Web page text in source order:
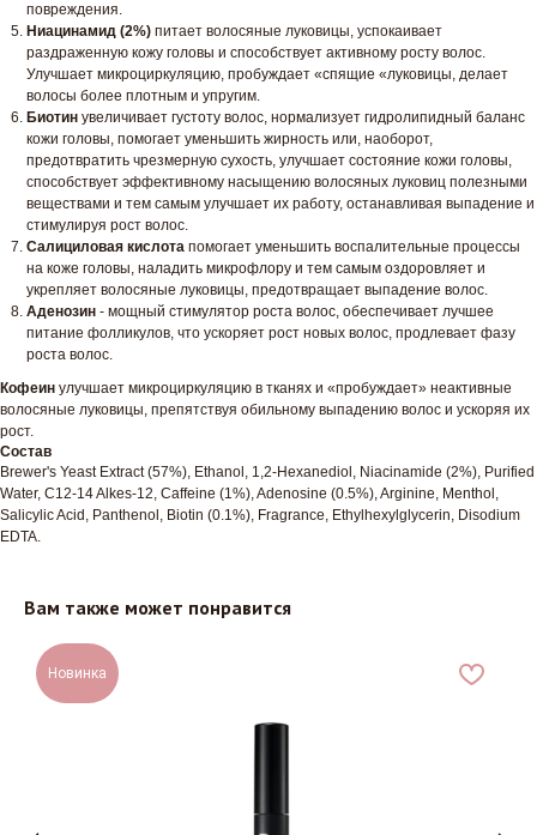
повреждения.
Ниацинамид (2%) питает волосяные луковицы, успокаивает
раздраженную кожу головы и способствует активному росту волос.
Улучшает микроциркуляцию, пробуждает «спящие «луковицы, делает
волосы более плотным и упругим.
Биотин увеличивает густоту волос, нормализует гидролипидный баланс
кожи головы, помогает уменьшить жирность или, наоборот,
предотвратить чрезмерную сухость, улучшает состояние кожи головы,
способствует эффективному насыщению волосяных луковиц полезными
веществами и тем самым улучшает их работу, останавливая выпадение и
стимулируя рост волос.
Салициловая кислота помогает уменьшить воспалительные процессы
на коже головы, наладить микрофлору и тем самым оздоровляет и
укрепляет волосяные луковицы, предотвращает выпадение волос.
Аденозин - мощный стимулятор роста волос, обеспечивает лучшее
питание фолликулов, что ускоряет рост новых волос, продлевает фазу
роста волос.
Кофеин улучшает микроциркуляцию в тканях и «пробуждает» неактивные
волосяные луковицы, препятствуя обильному выпадению волос и ускоряя их
рост.
Состав
Brewer's Yeast Extract (57%), Ethanol, 1,2-Hexanediol, Niacinamide (2%), Purified
Water, C12-14 Alkes-12, Caffeine (1%), Adenosine (0.5%), Arginine, Menthol,
Salicylic Acid, Panthenol, Biotin (0.1%), Fragrance, Ethylhexylglycerin, Disodium
EDTA.
Вам также может понравится
Новинка